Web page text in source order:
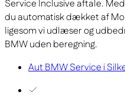
Service Inclusive aftale.
du automatisk dækket af
ligesom vi udlæser og
BMW uden beregning.
Aut BMW Service i